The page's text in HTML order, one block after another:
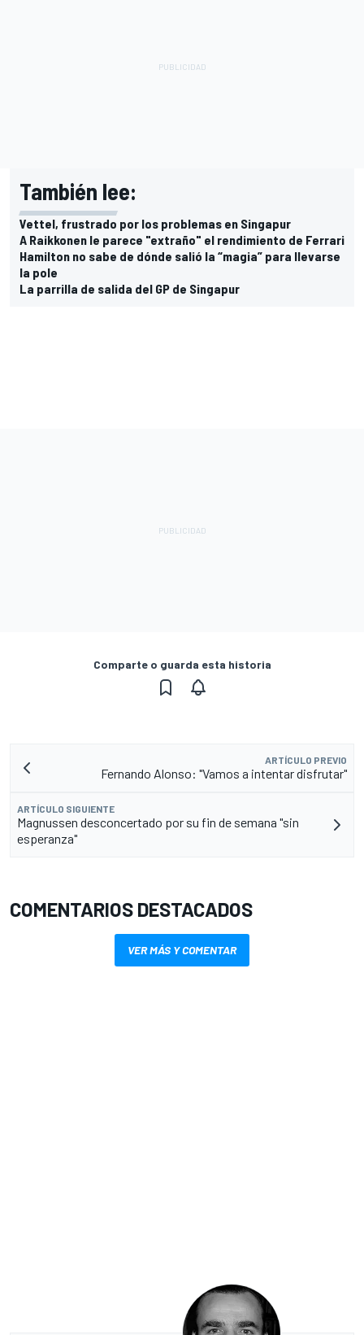
También lee:
Vettel, frustrado por los problemas en Singapur
A Raikkonen le parece "extraño" el rendimiento de Ferrari
Hamilton no sabe de dónde salió la “magia” para llevarse
la pole
La parrilla de salida del GP de Singapur
Comparte o guarda esta historia
ARTÍCULO PREVIO
Fernando Alonso: "Vamos a intentar disfrutar"
ARTÍCULO SIGUIENTE
Magnussen desconcertado por su fin de semana "sin
esperanza"
COMENTARIOS DESTACADOS
VER MÁS Y COMENTAR